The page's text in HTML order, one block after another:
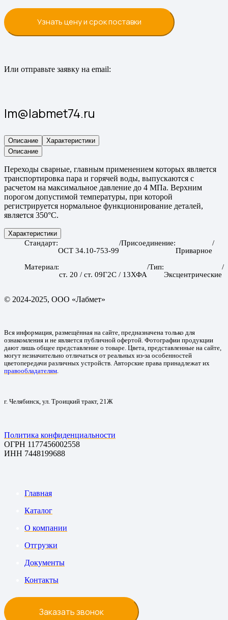
Узнать цену и срок поставки
Или отправьте заявку на email:
lm@labmet74.ru
Описание
Характеристики
Описание
Переходы сварные, главным применением которых является
транспортировка пара и горячей воды, выпускаются с
расчетом на максимальное давление до 4 МПа. Верхним
порогом допустимой температуры, при которой
регистрируется нормальное функционирование деталей,
является 350°С.
Характеристики
Стандарт
ОСТ 34.10-753-99
Присоединение
Приварное
Материал
ст. 20 / ст. 09Г2С / 13ХФА
Тип
Эксцентрические
© 2024-2025, ООО «Лабмет»
Вся информация, размещённая на сайте, предназначена только для
ознакомления и не является публичной офертой. Фотографии продукции
дают лишь общее представление о товаре. Цвета, представленные на сайте,
могут незначительно отличаться от реальных из-за особенностей
цветопередачи различных устройств. Авторские права принадлежат их
правообладателям
г. Челябинск, ул. Троицкий тракт, 21Ж
Политика конфиденциальности
ОГРН 1177456002558
ИНН 7448199688
Главная
Каталог
О компании
Отгрузки
Документы
Контакты
Заказать звонок